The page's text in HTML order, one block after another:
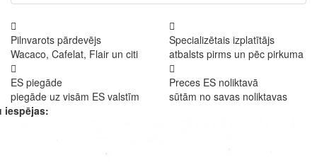
Pilnvarots pārdevējs
Wacaco, Cafelat, Flair un citi
Specializētais izplatītājs
atbalsts pirms un pēc pirkuma
ES piegāde
piegāde uz visām ES valstīm
Preces ES noliktavā
sūtām no savas noliktavas
iespējas: